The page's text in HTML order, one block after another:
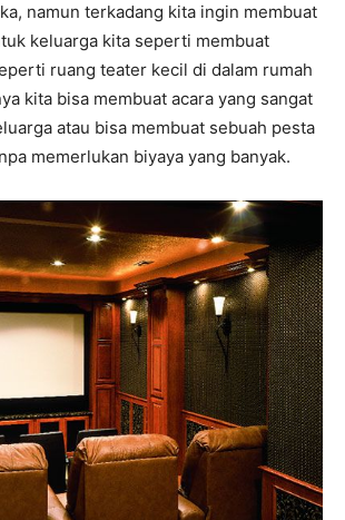
namun terkadang kita ingin membuat
keluarga kita seperti membuat
ruang teater kecil di dalam rumah
kita bisa membuat acara yang sangat
atau bisa membuat sebuah pesta
memerlukan biyaya yang banyak.